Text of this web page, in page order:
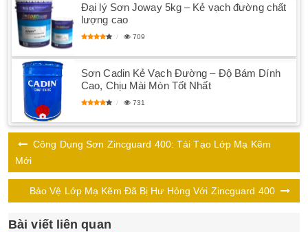
Đại lý Sơn Joway 5kg – Kẻ vạch đường chất
lượng cao
709
Sơn Cadin Kẻ Vạch Đường – Độ Bám Dính
Cao, Chịu Mài Mòn Tốt Nhất
731
Công Dụng Sơn Zincguard 400: Tái Tạo Lớp Mạ Kẽm
Mới
Bảo Vệ Lớp Mạ Kẽm Đã Bị Hư Hỏng Với Zincguard 400
Bài viết liên quan